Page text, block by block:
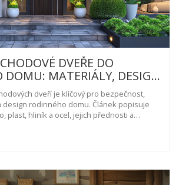
DVEŘE DO
DOMU: MATERIÁLY, DESIGN
dveří je klíčový pro bezpečnost,
design rodinného domu. Článek popisuje
plast, hliník a ocel, jejich přednosti a